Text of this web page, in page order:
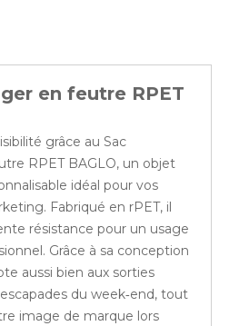
en feutre RPET
grâce au Sac
RPET BAGLO, un objet
idéal pour vos
Fabriqué en rPET, il
résistance pour un usage
Grâce à sa conception
aussi bien aux sorties
du week‑end, tout
image de marque lors